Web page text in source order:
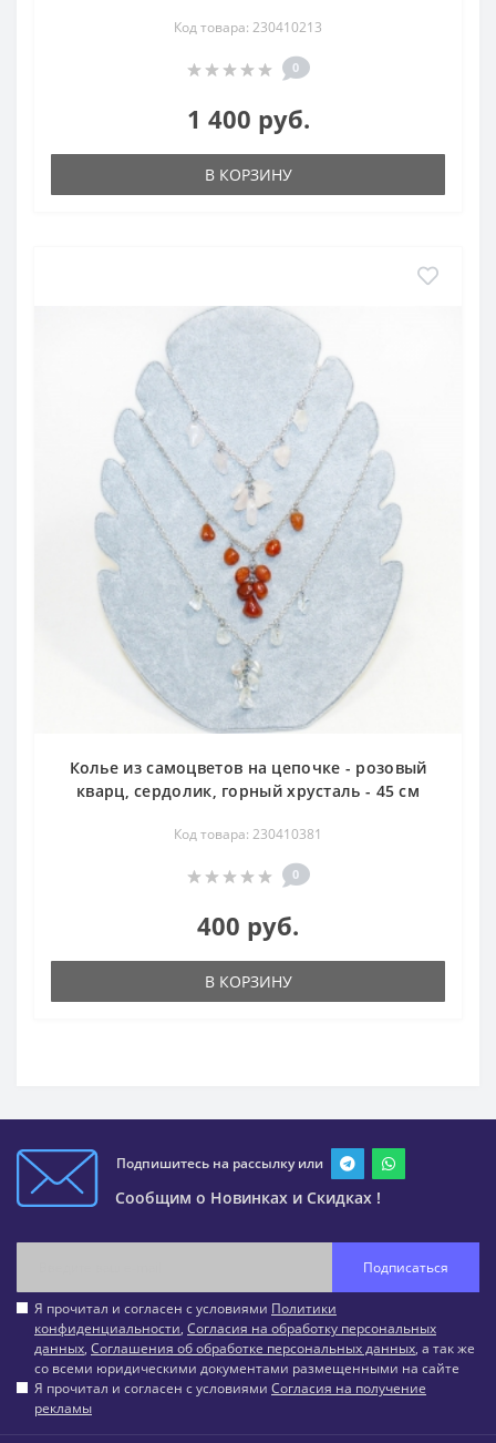
Код товара: 230410213
0
1 400 руб.
В КОРЗИНУ
Колье из самоцветов на цепочке - розовый
кварц, сердолик, горный хрусталь - 45 см
Код товара: 230410381
0
400 руб.
В КОРЗИНУ
Подпишитесь на рассылку или
Сообщим о Новинках и Скидках !
Подписаться
Я прочитал и согласен с условиями Политики
конфиденциальности, Согласия на обработку персональных
данных, Соглашения об обработке персональных данных, а так же
со всеми юридическими документами размещенными на сайте
Я прочитал и согласен с условиями Согласия на получение
рекламы